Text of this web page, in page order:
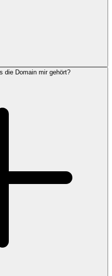
die Domain mir gehört?